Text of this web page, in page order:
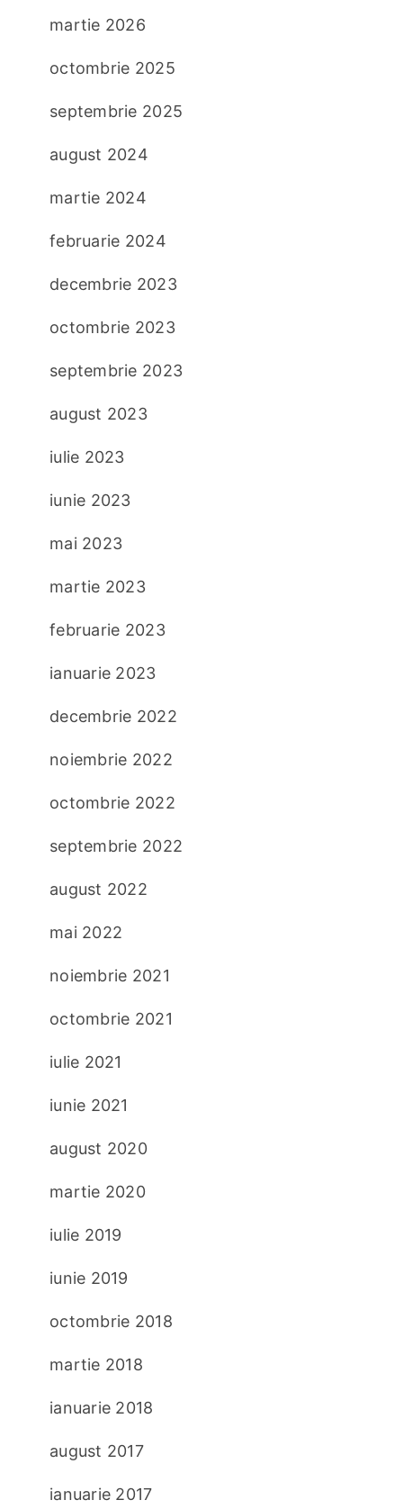
martie 2026
octombrie 2025
septembrie 2025
august 2024
martie 2024
februarie 2024
decembrie 2023
octombrie 2023
septembrie 2023
august 2023
iulie 2023
iunie 2023
mai 2023
martie 2023
februarie 2023
ianuarie 2023
decembrie 2022
noiembrie 2022
octombrie 2022
septembrie 2022
august 2022
mai 2022
noiembrie 2021
octombrie 2021
iulie 2021
iunie 2021
august 2020
martie 2020
iulie 2019
iunie 2019
octombrie 2018
martie 2018
ianuarie 2018
august 2017
ianuarie 2017